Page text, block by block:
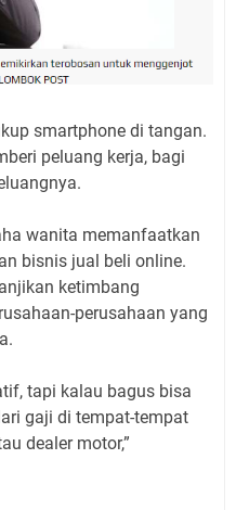
smartphone di tangan.
peluang kerja, bagi
wanita memanfaatkan
bisnis jual beli online.
ketimbang
perusahaan yang
tapi kalau bagus bisa
gaji di tempat-tempat
dealer motor,”